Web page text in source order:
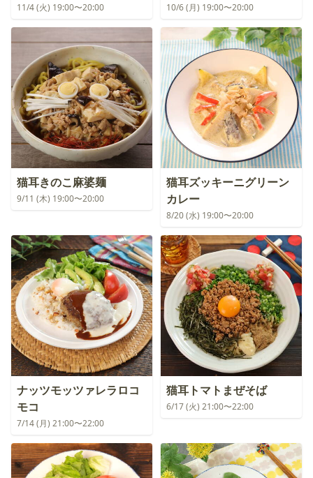
11/4 (火) 19:00〜20:00 10/6 (月) 19:00〜20:00
猫耳きのこ麻婆麺
9/11 (木) 19:00〜20:00
猫耳ズッキーニグリーン
カレー
8/20 (水) 19:00〜20:00
ナッツモッツァレラロコ
モコ
7/14 (月) 21:00〜22:00
猫耳トマトまぜそば
6/17 (火) 21:00〜22:00